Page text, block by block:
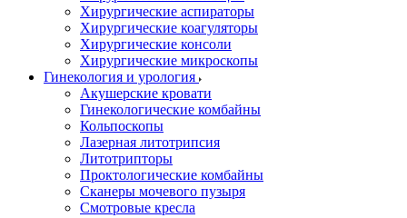
Хирургические аспираторы
Хирургические коагуляторы
Хирургические консоли
Хирургические микроскопы
Гинекология и урология
Акушерские кровати
Гинекологические комбайны
Кольпоскопы
Лазерная литотрипсия
Литотрипторы
Проктологические комбайны
Сканеры мочевого пузыря
Смотровые кресла